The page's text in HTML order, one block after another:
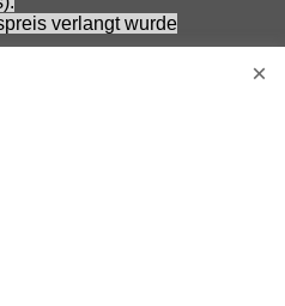
verlangt wurde